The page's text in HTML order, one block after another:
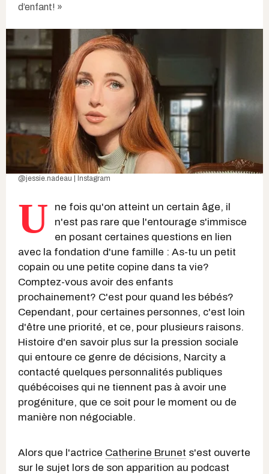
d’enfant! »
@jessie.nadeau | Instagram
U
ne fois qu'on atteint un certain âge, il
n'est pas rare que l'entourage s'immisce
en posant certaines questions en lien
avec la fondation d'une famille : As-tu un petit
copain ou une petite copine dans ta vie?
Comptez-vous avoir des enfants
prochainement? C'est pour quand les bébés?
Cependant, pour certaines personnes, c'est loin
d'être une priorité, et ce, pour plusieurs raisons.
Histoire d'en savoir plus sur la pression sociale
qui entoure ce genre de décisions, Narcity a
contacté quelques personnalités publiques
québécoises qui ne tiennent pas à avoir une
progéniture, que ce soit pour le moment ou de
manière non négociable.
Alors que l'actrice Catherine Brunet s'est ouverte
sur le sujet lors de son apparition au podcast